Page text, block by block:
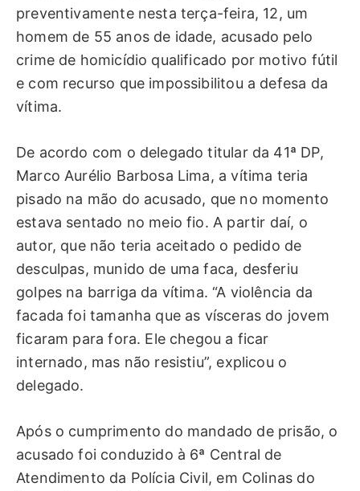
preventivamente nesta terça-feira, 12, um
homem de 55 anos de idade, acusado pelo
crime de homicídio qualificado por motivo fútil
e com recurso que impossibilitou a defesa da
vítima.
De acordo com o delegado titular da 41ª DP,
Marco Aurélio Barbosa Lima, a vítima teria
pisado na mão do acusado, que no momento
estava sentado no meio fio. A partir daí, o
autor, que não teria aceitado o pedido de
desculpas, munido de uma faca, desferiu
golpes na barriga da vítima. “A violência da
facada foi tamanha que as vísceras do jovem
ficaram para fora. Ele chegou a ficar
internado, mas não resistiu”, explicou o
delegado.
Após o cumprimento do mandado de prisão, o
acusado foi conduzido à 6ª Central de
Atendimento da Polícia Civil, em Colinas do